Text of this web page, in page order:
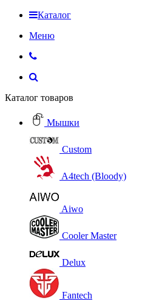
Каталог
Меню
Каталог товаров
Мышки
Custom
A4tech (Bloody)
Aiwo
Cooler Master
Delux
Fantech